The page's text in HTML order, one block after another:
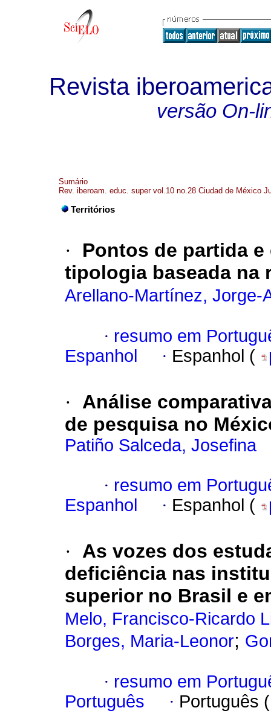
Revista
versão On-
Sumário
Rev. iberoam. educ. super vol.10 no.28 Ciudad de México
Territórios
·
Pontos de partida
tipologia baseada na
Arellano-Martínez, Jorge-
· resumo em
Espanhol
· Espanhol (
·
Análise
de pesquisa no
Patiño Salceda, Josefina
· resumo em
Espanhol
· Espanhol (
·
As vozes dos
deficiência nas
superior no Brasil e
Melo, Francisco-Ricardo
Borges, Maria-Leonor;
· resumo em
Português
· Português